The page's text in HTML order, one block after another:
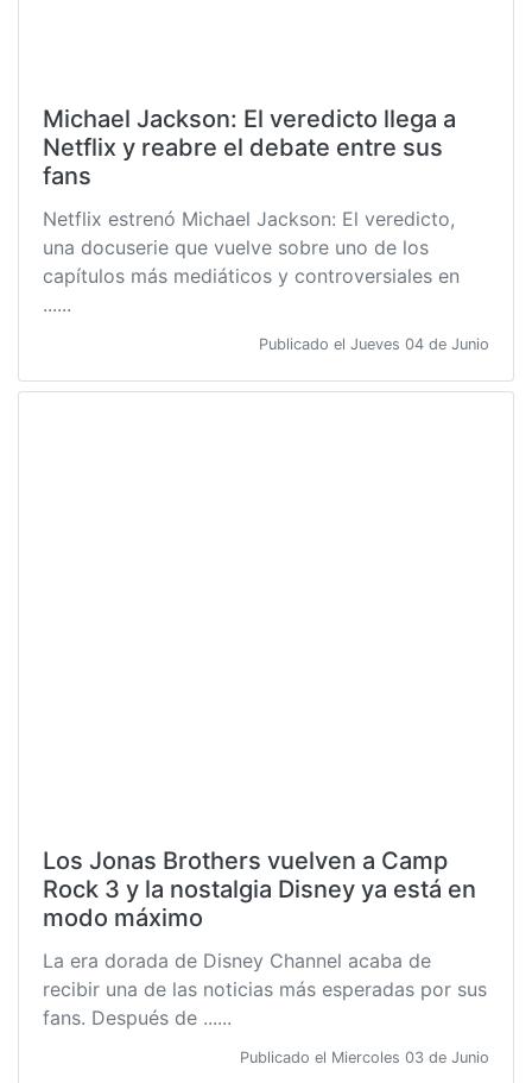
Michael Jackson: El veredicto llega a
Netflix y reabre el debate entre sus
fans
Netflix estrenó Michael Jackson: El veredicto,
una docuserie que vuelve sobre uno de los
capítulos más mediáticos y controversiales en
......
Publicado el Jueves 04 de Junio
Los Jonas Brothers vuelven a Camp
Rock 3 y la nostalgia Disney ya está en
modo máximo
La era dorada de Disney Channel acaba de
recibir una de las noticias más esperadas por sus
fans. Después de ......
Publicado el Miercoles 03 de Junio